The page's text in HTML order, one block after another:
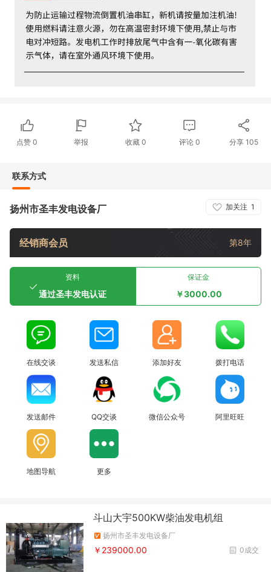
点赞0 举报 收藏 0 评论0 分享105
联系方式
加关注 1
扬州市圣丰发电设备厂
经销商会员 第8年
资料
通过圣丰发电认证
保证金
￥3000.00
在线交谈 发送私信 添加好友 拨打电话
发送邮件 QQ交谈 微信公众号 阿里旺旺
地图导航 更多
斗山大宇500KW柴油发电机组
扬州市圣丰发电设备厂
0成交
￥239000.00